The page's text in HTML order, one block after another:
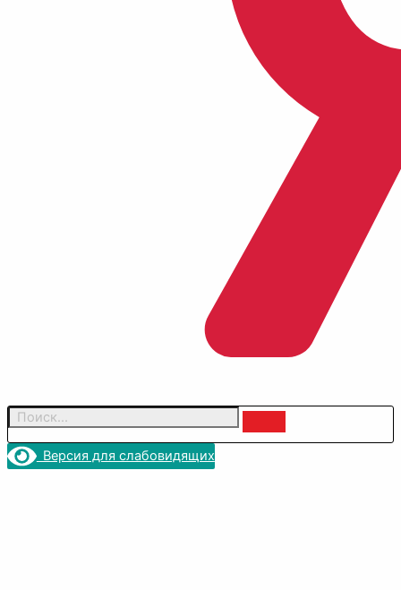
Версия для слабовидящих